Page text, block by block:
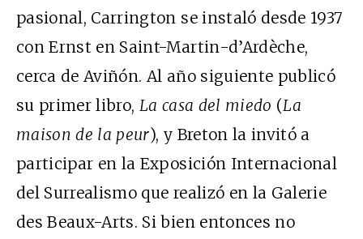
pasional, Carrington se instaló desde 1937
con Ernst en Saint-Martin-d’Ardèche,
cerca de Aviñón. Al año siguiente publicó
su primer libro, La casa del miedo (La
maison de la peur), y Breton la invitó a
participar en la Exposición Internacional
del Surrealismo que realizó en la Galerie
des Beaux-Arts. Si bien entonces no